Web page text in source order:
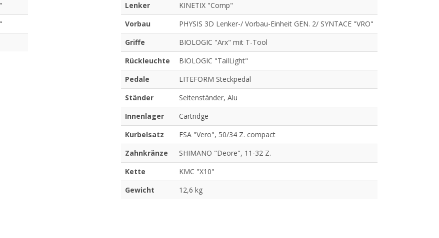
Lenker
KINETIX "Comp"
Vorbau
PHYSIS 3D Lenker-/ Vorbau-Einheit GEN. 2/ SYNTACE "VRO"
Griffe
BIOLOGIC "Arx" mit T-Tool
Rückleuchte
BIOLOGIC "TailLight"
Pedale
LITEFORM Steckpedal
Ständer
Seitenständer, Alu
Innenlager
Cartridge
Kurbelsatz
FSA "Vero", 50/34 Z. compact
Zahnkränze
SHIMANO "Deore", 11-32 Z.
Kette
KMC "X10"
Gewicht
12,6 kg